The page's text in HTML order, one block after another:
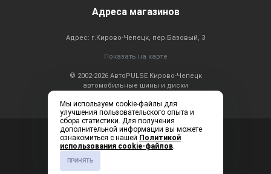
Адреса магазинов
Адрес: г.Кирово-Чепецк, пер.Базовый, 3
Показать на карте
© 2002-2026 АвтоPULSE Кирово-Чепецк
автомобильные шины и диски
Консультация по
телефону: ежедневно с
9:00 до 19:00
+7 (83361) 2-20-60
Мы используем cookie-файлы для
улучшения пользовательского опыта и
сбора статистики. Для получения
дополнительной информации вы можете
ознакомиться с нашей Политикой
использования cookie-файлов.
ПРИНЯТЬ